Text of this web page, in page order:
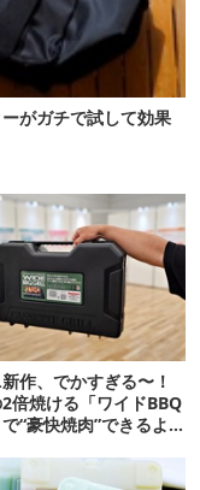
がガチで試して効果
作、でかすぎる〜！
倍焼ける「ワイドBBQ
“豪快焼肉”できるよ